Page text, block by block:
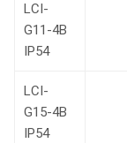
LCI-
G11-4B
IP54
LCI-
G15-4B
IP54